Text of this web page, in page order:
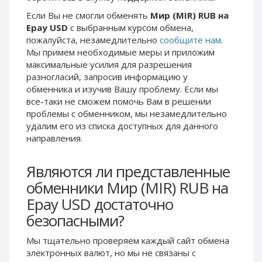
Если Вы не смогли обменять Мир (MIR) RUB на
Epay USD с выбранным курсом обмена,
пожалуйста, незамедлительно сообщите нам.
Мы примем необходимые меры и приложим
максимальные усилия для разрешения
разногласий, запросив информацию у
обменника и изучив Вашу проблему. Если мы
все-таки не сможем помочь Вам в решении
проблемы c обменником, мы незамедлительно
удалим его из списка доступных для данного
направления.
Являются ли представленные
обменники Мир (MIR) RUB на
Epay USD достаточно
безопасными?
Мы тщательно проверяем каждый сайт обмена
электронных валют, но мы не связаны c
Phone Balance UAH
Phone Balance AMD
Neteller USD
Neteller EUR
Neteller INR
Neteller PLN
Neteller GBP
Neteller NOK
PaySera USD
PaySera EUR
PaySera PLN
AliPay CNY
UnionPay CNY
Paymer USD
Phone Balance UAH
Phone Balance AMD
Neteller USD
Neteller EUR
Neteller INR
Neteller PLN
Neteller GBP
Neteller NOK
PaySera USD
PaySera EUR
PaySera PLN
UnionPay CNY
Paymer USD